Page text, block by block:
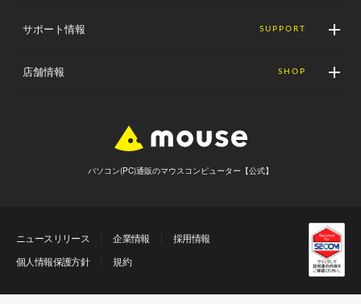
サポート情報 SUPPORT
店舗情報 SHOP
パソコン(PC)通販のマウスコンピューター【公式】
ニュースリリース 企業情報
採用情報
個人情報保護方針
規約